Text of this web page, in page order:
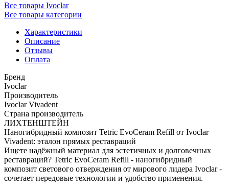
Все товары Ivoclar
Все товары категории
Характеристики
Описание
Отзывы
Оплата
Бренд
Ivoclar
Производитель
Ivoclar Vivadent
Страна производитель
ЛИХТЕНШТЕЙН
Наногибридный композит Tetric EvoCeram Refill от Ivoclar
Vivadent: эталон прямых реставраций
Ищете надёжный материал для эстетичных и долговечных
реставраций? Tetric EvoCeram Refill - наногибридный
композит светового отверждения от мирового лидера Ivoclar -
сочетает передовые технологии и удобство применения.